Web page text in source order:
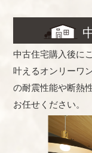
中古住宅購入後に
叶えるオンリーワ
の耐震性能や断熱
お任せください。